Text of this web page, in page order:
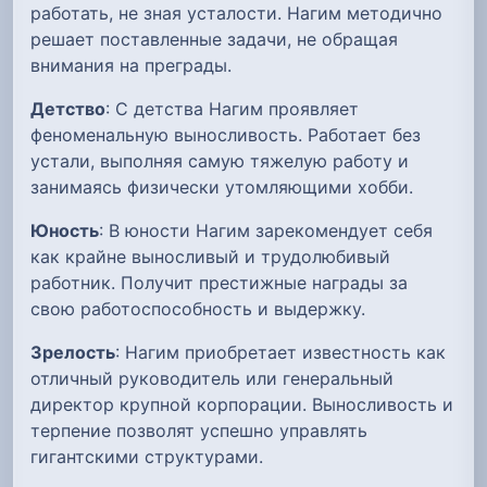
работать, не зная усталости. Нагим методично
решает поставленные задачи, не обращая
внимания на преграды.
Детство: С детства Нагим проявляет
феноменальную выносливость. Работает без
устали, выполняя самую тяжелую работу и
занимаясь физически утомляющими хобби.
Юность: В юности Нагим зарекомендует себя
как крайне выносливый и трудолюбивый
работник. Получит престижные награды за
свою работоспособность и выдержку.
Зрелость: Нагим приобретает известность как
отличный руководитель или генеральный
директор крупной корпорации. Выносливость и
терпение позволят успешно управлять
гигантскими структурами.